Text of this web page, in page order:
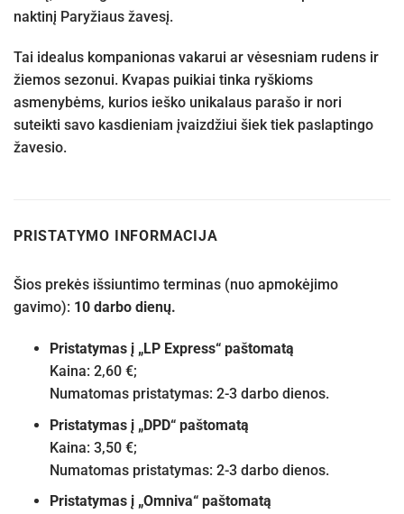
naktinį Paryžiaus žavesį.
Tai idealus kompanionas vakarui ar vėsesniam rudens ir
žiemos sezonui. Kvapas puikiai tinka ryškioms
asmenybėms, kurios ieško unikalaus parašo ir nori
suteikti savo kasdieniam įvaizdžiui šiek tiek paslaptingo
žavesio.
PRISTATYMO INFORMACIJA
Šios prekės išsiuntimo terminas (nuo apmokėjimo
gavimo): 10 darbo dienų.
Pristatymas į „LP Express“ paštomatą
Kaina: 2,60 €;
Numatomas pristatymas: 2-3 darbo dienos.
Pristatymas į „DPD“ paštomatą
Kaina: 3,50 €;
Numatomas pristatymas: 2-3 darbo dienos.
Pristatymas į „Omniva“ paštomatą